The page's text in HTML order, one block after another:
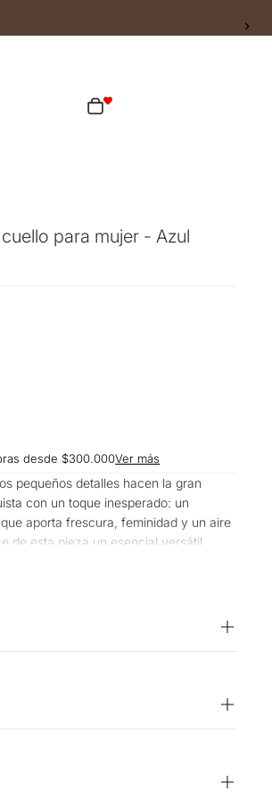
Total de artículos en el carrito: 0
para mujer - Azul
desde $300.000Ver más
pequeños detalles hacen la gran
con un toque inesperado: un
aporta frescura, feminidad y un aire
de esta pieza un esencial versátil,
con un look lleno de intención.
No usar blanqueador. OTROS: No